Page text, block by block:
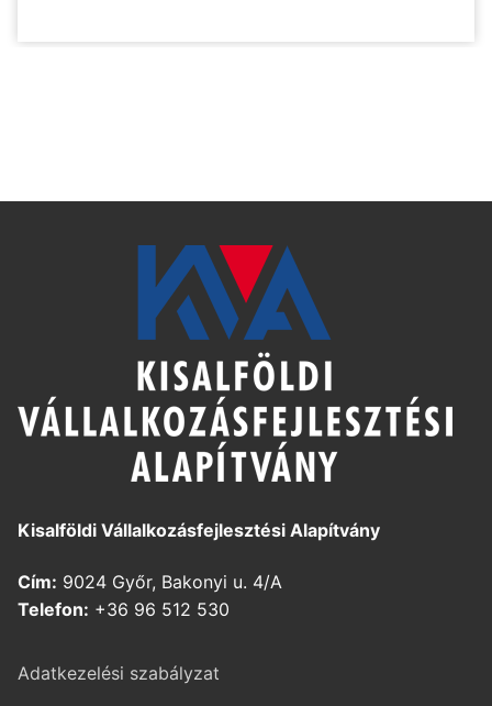
Kisalföldi Vállalkozásfejlesztési Alapítvány
Cím: 9024 Győr, Bakonyi u. 4/A
Telefon: +36 96 512 530
Adatkezelési szabályzat